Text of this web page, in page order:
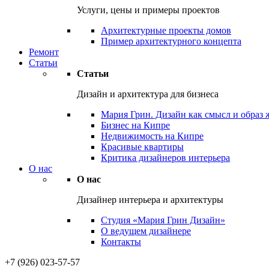
Услуги, цены и примеры проектов
Архитектурные проекты домов
Пример архитектурного концепта
Ремонт
Статьи
Статьи
Дизайн и архитектура для бизнеса
Мария Грин. Дизайн как смысл и образ
Бизнес на Кипре
Недвижимость на Кипре
Красивые квартиры
Критика дизайнеров интерьера
О нас
О нас
Дизайнер интерьера и архитектуры
Студия «Мария Грин Дизайн»
О ведущем дизайнере
Контакты
+7 (926) 023-57-57